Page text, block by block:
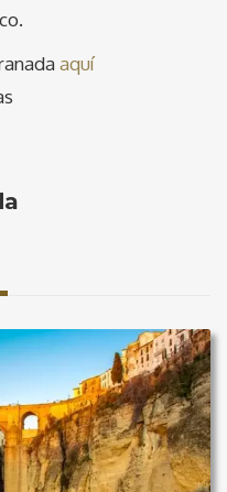
aquí